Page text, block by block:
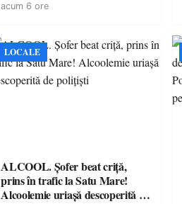
acum 6 ore
LOCALE
ALCOOL. Șofer beat criță,
prins în trafic la Satu Mare!
Alcoolemie uriașă descoperită de